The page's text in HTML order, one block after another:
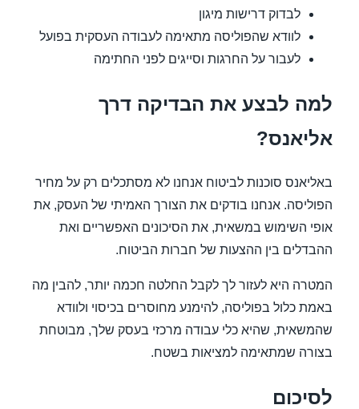
לבדוק דרישות מיגון
לוודא שהפוליסה מתאימה לעבודה העסקית בפועל
לעבור על החרגות וסייגים לפני החתימה
למה לבצע את הבדיקה דרך
אליאנס?
באליאנס סוכנות לביטוח אנחנו לא מסתכלים רק על מחיר
הפוליסה. אנחנו בודקים את הצורך האמיתי של העסק, את
אופי השימוש במשאית, את הסיכונים האפשריים ואת
ההבדלים בין ההצעות של חברות הביטוח.
המטרה היא לעזור לך לקבל החלטה חכמה יותר, להבין מה
באמת כלול בפוליסה, להימנע מחוסרים בכיסוי ולוודא
שהמשאית, שהיא כלי עבודה מרכזי בעסק שלך, מבוטחת
בצורה שמתאימה למציאות בשטח.
לסיכום